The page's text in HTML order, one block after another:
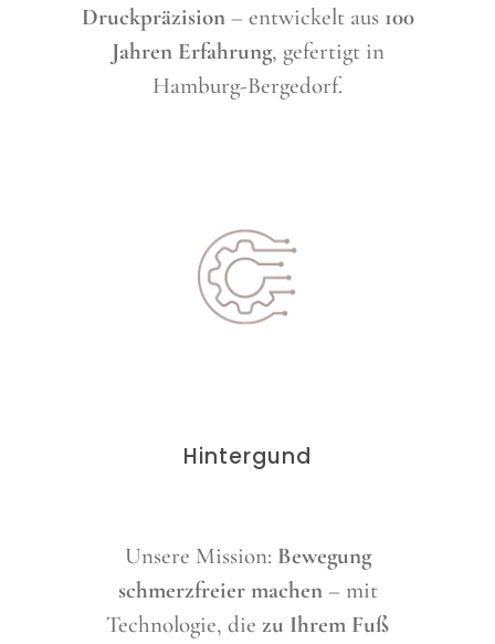
Druckpräzision– entwickelt aus 100
Jahren Erfahrung, gefertigt in
Hamburg-Bergedorf.
Hintergund
Unsere Mission: Bewegung
schmerzfreier machen– mit
Technologie, die zu Ihrem Fuß